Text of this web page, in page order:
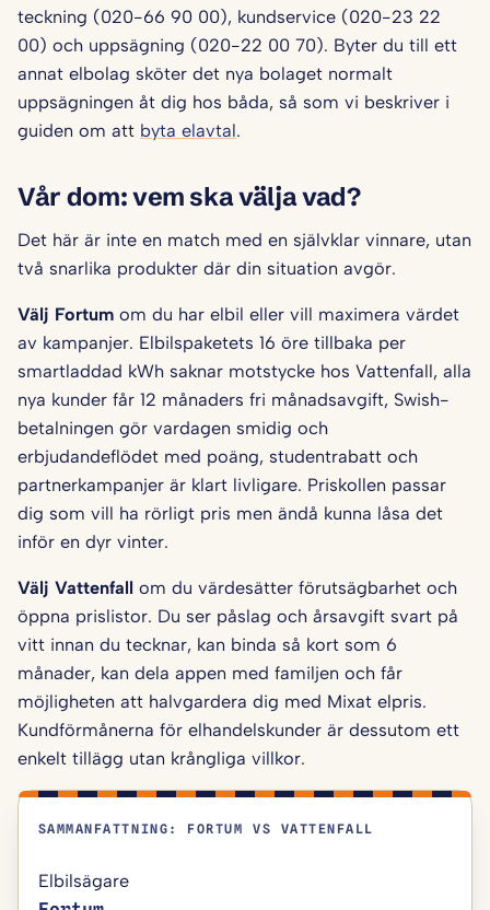
teckning (020-66 90 00), kundservice (020-23 22
00) och uppsägning (020-22 00 70). Byter du till ett
annat elbolag sköter det nya bolaget normalt
uppsägningen åt dig hos båda, så som vi beskriver i
guiden om att byta elavtal.
Vår dom: vem ska välja vad?
Det här är inte en match med en självklar vinnare, utan
två snarlika produkter där din situation avgör.
Välj Fortum om du har elbil eller vill maximera värdet
av kampanjer. Elbilspaketets 16 öre tillbaka per
smartladdad kWh saknar motstycke hos Vattenfall, alla
nya kunder får 12 månaders fri månadsavgift, Swish-
betalningen gör vardagen smidig och
erbjudandeflödet med poäng, studentrabatt och
partnerkampanjer är klart livligare. Priskollen passar
dig som vill ha rörligt pris men ändå kunna låsa det
inför en dyr vinter.
Välj Vattenfall om du värdesätter förutsägbarhet och
öppna prislistor. Du ser påslag och årsavgift svart på
vitt innan du tecknar, kan binda så kort som 6
månader, kan dela appen med familjen och får
möjligheten att halvgardera dig med Mixat elpris.
Kundförmånerna för elhandelskunder är dessutom ett
enkelt tillägg utan krångliga villkor.
SAMMANFATTNING: FORTUM VS VATTENFALL
Elbilsägare